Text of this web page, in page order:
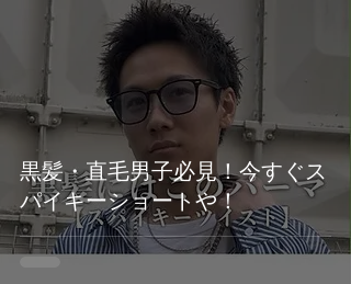
黒髪・直毛男子必見！今すぐス
パイキーショートや！